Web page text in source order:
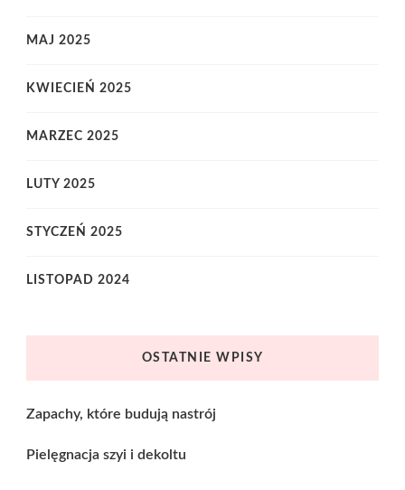
MAJ 2025
KWIECIEŃ 2025
MARZEC 2025
LUTY 2025
STYCZEŃ 2025
LISTOPAD 2024
OSTATNIE WPISY
Zapachy, które budują nastrój
Pielęgnacja szyi i dekoltu